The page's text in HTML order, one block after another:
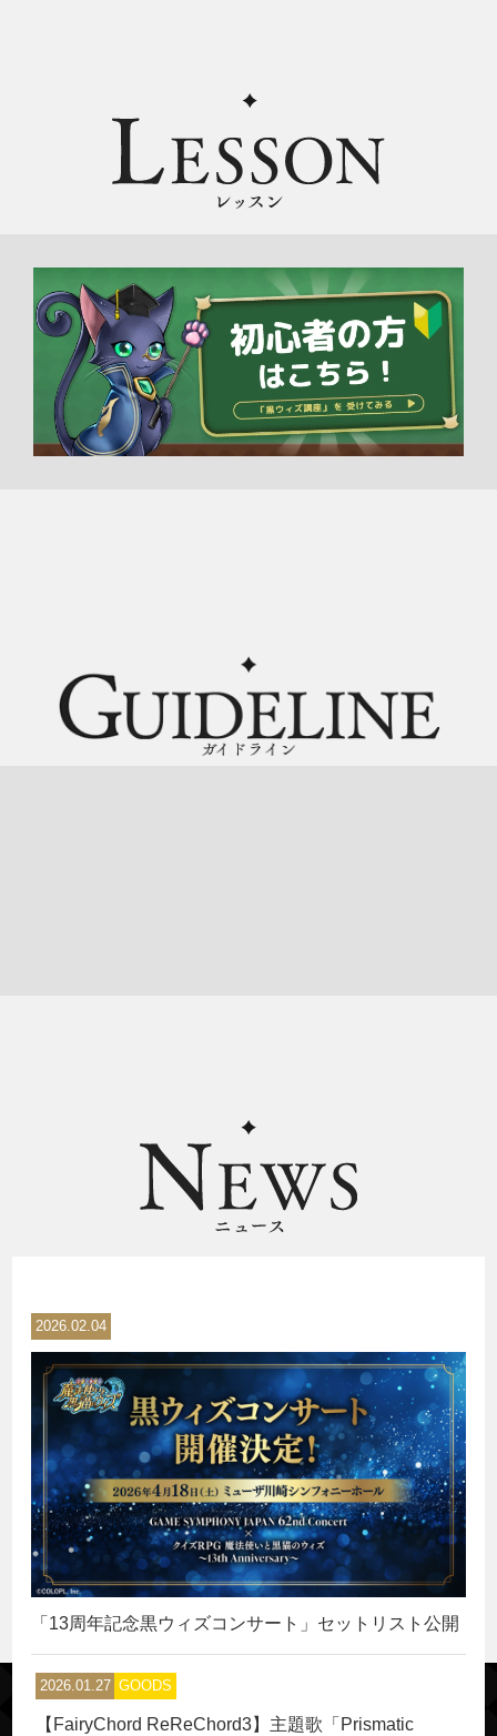
2026.02.04
「13周年記念黒ウィズコンサート」セットリスト公開
2026.01.27 GOODS
【FairyChord ReReChord3】主題歌「Prismatic